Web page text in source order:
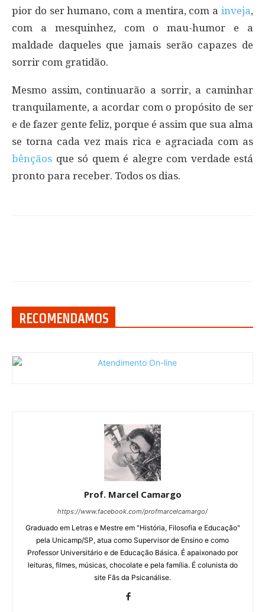
pior do ser humano, com a mentira, com a inveja,
com a mesquinhez, com o mau-humor e a
maldade daqueles que jamais serão capazes de
sorrir com gratidão.
Mesmo assim, continuarão a sorrir, a caminhar
tranquilamente, a acordar com o propósito de ser
e de fazer gente feliz, porque é assim que sua alma
se torna cada vez mais rica e agraciada com as
bênçãos que só quem é alegre com verdade está
pronto para receber. Todos os dias.
RECOMENDAMOS
Prof. Marcel Camargo
https://www.facebook.com/profmarcelcamargo/
Graduado em Letras e Mestre em "História, Filosofia e Educação"
pela Unicamp/SP, atua como Supervisor de Ensino e como
Professor Universitário e de Educação Básica. É apaixonado por
leituras, filmes, músicas, chocolate e pela família. É colunista do
site Fãs da Psicanálise.